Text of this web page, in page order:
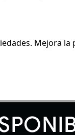
Mejora